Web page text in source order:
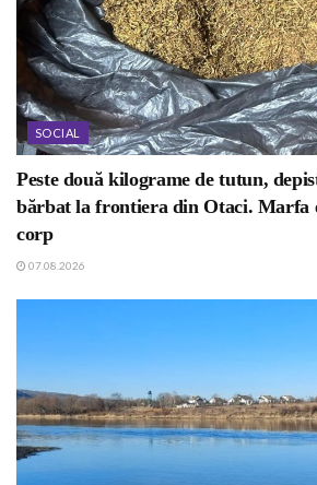
SOCIAL
Peste două kilograme de tutun,
bărbat la frontiera din Otaci. Marfa
corp
07.08.2026